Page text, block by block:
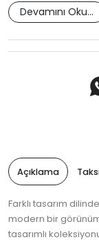
Devamını Oku...
Açıklama
Farklı tasarım
modern bir
tasarımlı